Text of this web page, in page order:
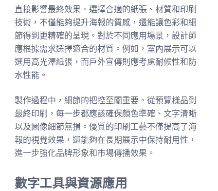
直接影響最終效果。選擇合適的紙張、材質和印刷
技術，不僅能夠提升海報的質感，還能讓色彩和細
節得到更精確的呈現。對於不同應用場景，設計師
應根據需求選擇適合的材質。例如，室內展示可以
選用高光澤紙張，而戶外宣傳則應考慮耐候性和防
水性能。
製作過程中，細節的把控至關重要。從預覽樣品到
最終印刷，每一步都應該確保顏色準確、文字清晰
以及圖像細節無損。優質的印刷工藝不僅提高了海
報的視覺效果，還能夠在長期展示中保持耐用性，
進一步強化品牌形象和市場傳播效果。
數字工具與資源應用